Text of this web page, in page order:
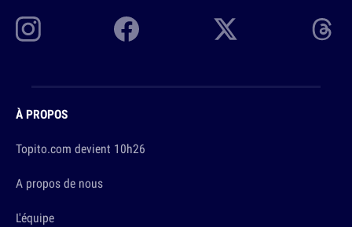
À PROPOS
Topito.com devient 10h26
A propos de nous
L'équipe